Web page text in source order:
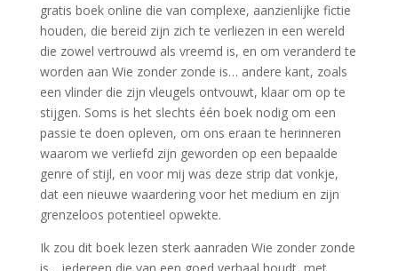
gratis boek online die van complexe, aanzienlijke fictie
houden, die bereid zijn zich te verliezen in een wereld
die zowel vertrouwd als vreemd is, en om veranderd te
worden aan Wie zonder zonde is… andere kant, zoals
een vlinder die zijn vleugels ontvouwt, klaar om op te
stijgen. Soms is het slechts één boek nodig om een
passie te doen opleven, om ons eraan te herinneren
waarom we verliefd zijn geworden op een bepaalde
genre of stijl, en voor mij was deze strip dat vonkje,
dat een nieuwe waardering voor het medium en zijn
grenzeloos potentieel opwekte.
Ik zou dit boek lezen sterk aanraden Wie zonder zonde
is… iedereen die van een goed verhaal houdt, met